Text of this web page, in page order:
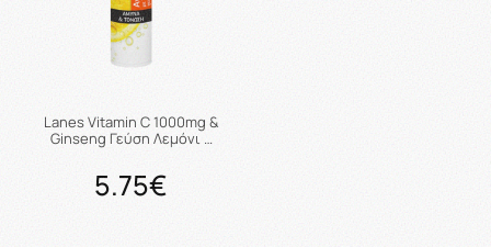
Lanes Vitamin C 1000mg &
Ginseng Γεύση Λεμόνι …
5.75€